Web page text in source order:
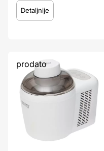
Detaljnije
prodato